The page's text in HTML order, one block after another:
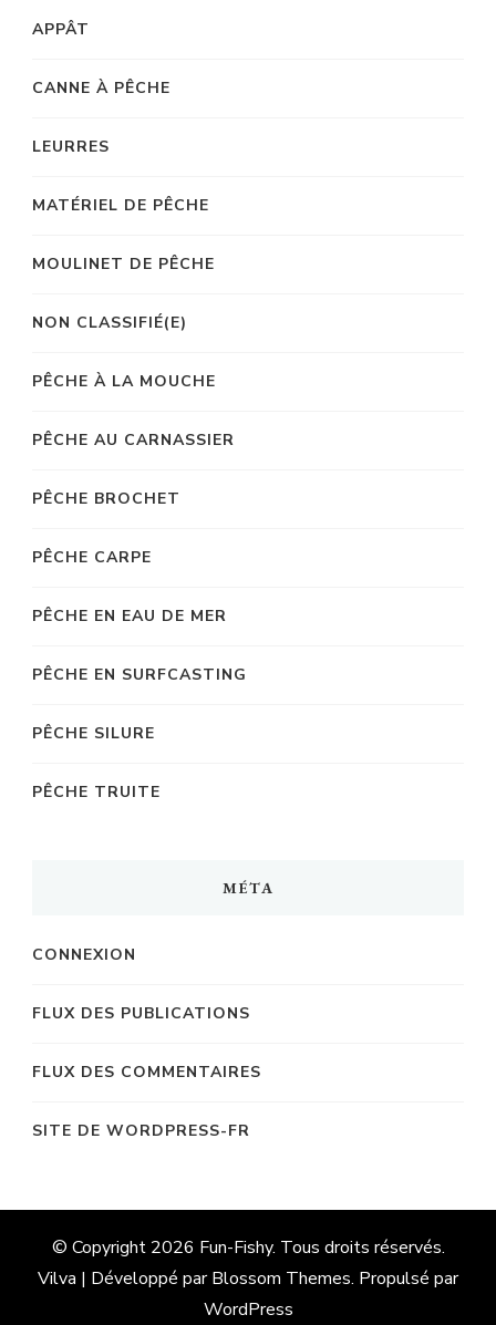
APPÂT
CANNE À PÊCHE
LEURRES
MATÉRIEL DE PÊCHE
MOULINET DE PÊCHE
NON CLASSIFIÉ(E)
PÊCHE À LA MOUCHE
PÊCHE AU CARNASSIER
PÊCHE BROCHET
PÊCHE CARPE
PÊCHE EN EAU DE MER
PÊCHE EN SURFCASTING
PÊCHE SILURE
PÊCHE TRUITE
MÉTA
CONNEXION
FLUX DES PUBLICATIONS
FLUX DES COMMENTAIRES
SITE DE WORDPRESS-FR
© Copyright 2026 Fun-Fishy. Tous droits réservés.
Vilva | Développé parBlossom Themes. Propulsé par
WordPress